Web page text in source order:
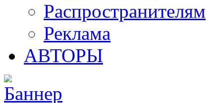
Распространителям
Реклама
АВТОРЫ